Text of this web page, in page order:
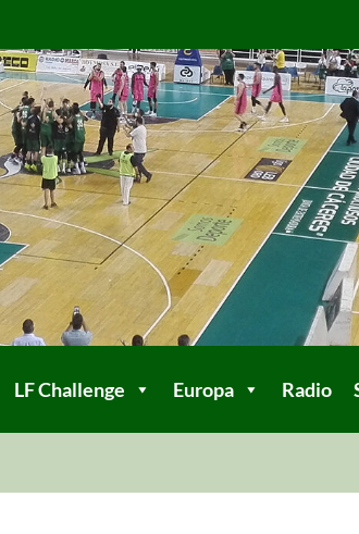
LF Challenge Europa Radio